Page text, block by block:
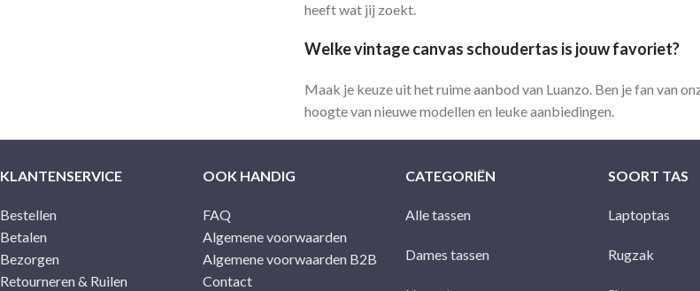
heeft wat jij zoekt.
Welke vintage canvas schoudertas is jouw favoriet?
Maak je keuze uit het ruime aanbod van Luanzo. Ben je fan van
hoogte van nieuwe modellen en leuke aanbiedingen.
KLANTENSERVICE
Bestellen
Betalen
Bezorgen
Retourneren & Ruilen
OOK HANDIG
FAQ
Algemene voorwaarden
Algemene voorwaarden B2B
Contact
CATEGORIËN
Alle tassen
Dames tassen
SOORT TAS
Laptoptas
Rugzak